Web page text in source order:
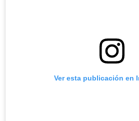
Ver esta publicación en